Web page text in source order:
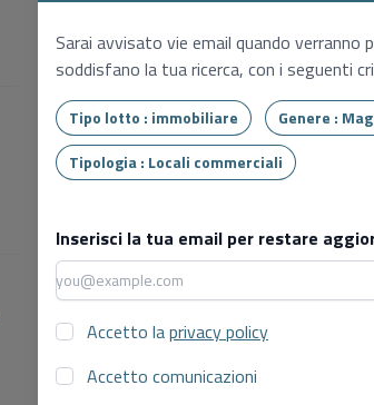
Meolo
€
Sarai avvisato vie email quando verranno
soddisfano la tua ricerca, con i seguenti
Tipo lotto : immobiliare
Tipologia : Locali commerciali
Inserisci la tua email per restare
Accetto laprivacy policy
Accetto comunicazioni